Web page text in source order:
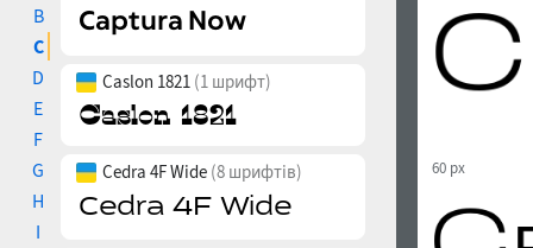
B
C
D
E
F
G
H
I
Caslon 1821 (1 шрифт)
Cedra 4F Wide (8 шрифтів) 60 px